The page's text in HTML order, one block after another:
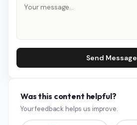
Send Message
Was this content helpful?
Your feedback helps us improve.